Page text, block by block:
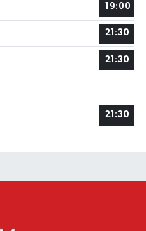
19:00
21:30
21:30
21:30